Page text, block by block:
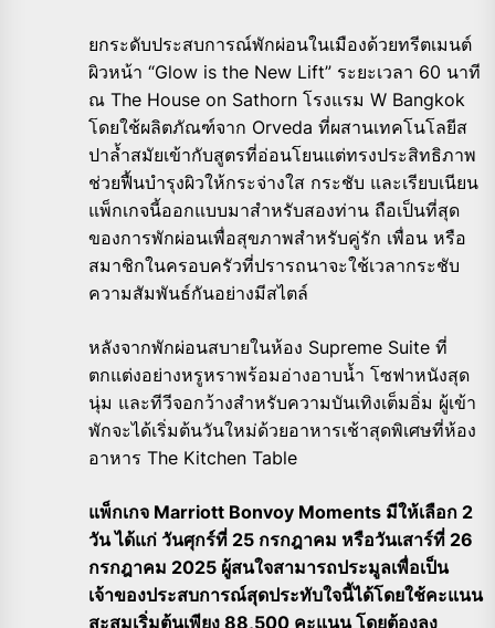
ยกระดับประสบการณ์พักผ่อนในเมืองด้วยทรีตเมนต์
ผิวหน้า “Glow is the New Lift” ระยะเวลา 60 นาที
ณ The House on Sathorn โรงแรม W Bangkok
โดยใช้ผลิตภัณฑ์จาก Orveda ที่ผสานเทคโนโลยีส
ปาล้ำสมัยเข้ากับสูตรที่อ่อนโยนแต่ทรงประสิทธิภาพ
ช่วยฟื้นบำรุงผิวให้กระจ่างใส กระชับ และเรียบเนียน
แพ็กเกจนี้ออกแบบมาสำหรับสองท่าน ถือเป็นที่สุด
ของการพักผ่อนเพื่อสุขภาพสำหรับคู่รัก เพื่อน หรือ
สมาชิกในครอบครัวที่ปรารถนาจะใช้เวลากระชับ
ความสัมพันธ์กันอย่างมีสไตล์
หลังจากพักผ่อนสบายในห้อง Supreme Suite ที่
ตกแต่งอย่างหรูหราพร้อมอ่างอาบน้ำ โซฟาหนังสุด
นุ่ม และทีวีจอกว้างสำหรับความบันเทิงเต็มอิ่ม ผู้เข้า
พักจะได้เริ่มต้นวันใหม่ด้วยอาหารเช้าสุดพิเศษที่ห้อง
อาหาร The Kitchen Table
แพ็กเกจ Marriott Bonvoy Moments มีให้เลือก 2
วัน ได้แก่ วันศุกร์ที่ 25 กรกฎาคม หรือวันเสาร์ที่ 26
กรกฎาคม 2025 ผู้สนใจสามารถประมูลเพื่อเป็น
เจ้าของประสบการณ์สุดประทับใจนี้ได้โดยใช้คะแนน
สะสมเริ่มต้นเพียง 88,500 คะแนน โดยต้องลง